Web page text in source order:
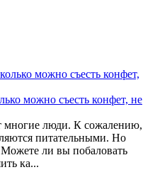
можно съесть конфет, не
люди. К сожалению,
питательными. Но
Можете ли вы побаловать
ка...